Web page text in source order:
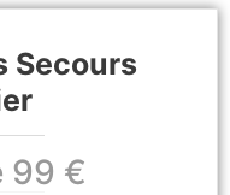
Secours
99 €